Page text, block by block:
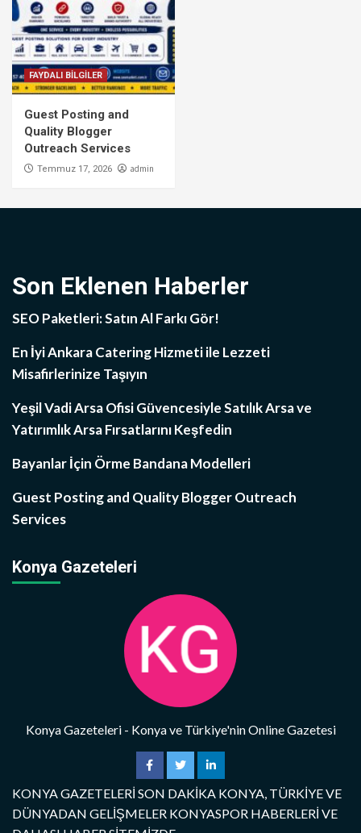
FAYDALI BİLGİLER
Guest Posting and
Quality Blogger
Outreach Services
Temmuz 17, 2026 admin
Son Eklenen Haberler
SEO Paketleri: Satın Al Farkı Gör!
En İyi Ankara Catering Hizmeti ile Lezzeti
Misafirlerinize Taşıyın
Yeşil Vadi Arsa Ofisi Güvencesiyle Satılık Arsa ve
Yatırımlık Arsa Fırsatlarını Keşfedin
Bayanlar İçin Örme Bandana Modelleri
Guest Posting and Quality Blogger Outreach
Services
Konya Gazeteleri
Konya Gazeteleri - Konya ve Türkiye'nin Online Gazetesi
KONYA GAZETELERİ SON DAKİKA KONYA, TÜRKİYE VE
DÜNYADAN GELİŞMELER KONYASPOR HABERLERİ VE